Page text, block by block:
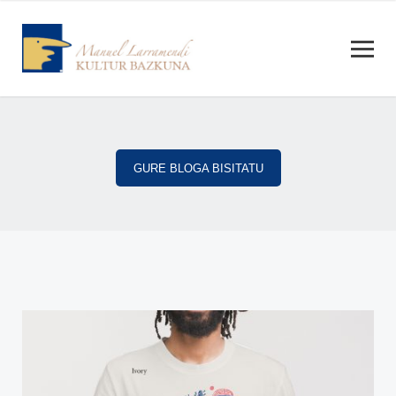
GURE BLOGA BISITATU